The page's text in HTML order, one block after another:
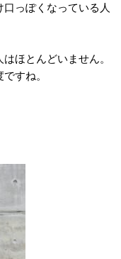
っぽくなっている人
ほとんどいません。
すね。